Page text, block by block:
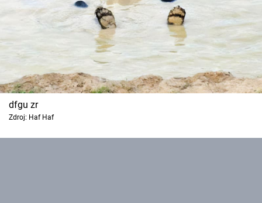
dfgu zr
Zdroj: Haf Haf